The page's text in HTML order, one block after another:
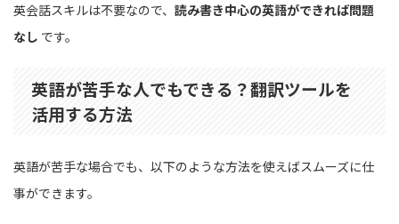
英会話スキルは不要なので、 読み書き中心の英語ができれば問題
なし です。
英語が苦手な人でもできる？翻訳ツールを
活用する方法
英語が苦手な場合でも、以下のような方法を使えばスムーズに仕
事ができます。